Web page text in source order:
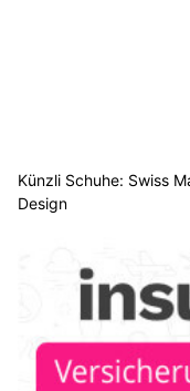
Künzli Schuhe: Swiss
Design